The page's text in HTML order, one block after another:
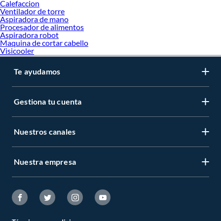
Calefaccion
Ventilador de torre
Aspiradora de mano
Procesador de alimentos
Aspiradora robot
Maquina de cortar cabello
Visicooler
Te ayudamos
Gestiona tu cuenta
Nuestros canales
Nuestra empresa